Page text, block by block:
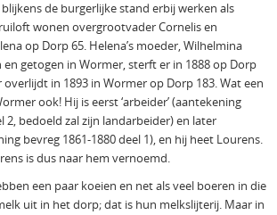
de burgerlijke stand erbij werken als
wonen overgrootvader Cornelis en
op Dorp 65. Helena’s moeder, Wilhelmina
en getogen in Wormer, sterft er in 1888 op Dorp
overlijdt in 1893 in Wormer op Dorp 183. Wat een
ook! Hij is eerst ‘arbeider’ (aantekening
2, bedoeld zal zijn landarbeider) en later
bevreg 1861-1880 deel 1), en hij heet Lourens.
is dus naar hem vernoemd.
een paar koeien en net als veel boeren in die
uit in het dorp; dat is hun melkslijterij. Maar in